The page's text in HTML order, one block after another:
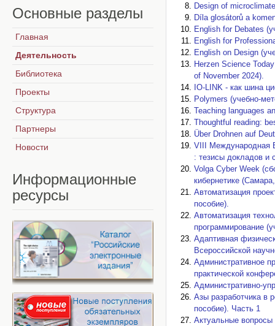
Design of
Díla glosátorů a
English for Debates
English for
English on Design
Herzen Science
of November 2024).
IO-LINK - как шина
Polymers (учебно-
Teaching languages
Thoughtful reading:
Über Drohnen auf
VIII Международная
: тезисы докладов и
Volga Cyber Week
кибернетике
Автоматизация
пособие).
Автоматизация
программирование
Адаптивная
Всероссийской
Административное
практической
Административно-
Азы разработчика в
пособие). Часть 1
Актуальные вопросы
Основные разделы
Главная
Деятельность
Библиотека
Проекты
Структура
Партнеры
Новости
Информационные
ресурсы